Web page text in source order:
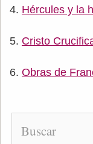
Hércules y la
Cristo
Obras de
Buscar